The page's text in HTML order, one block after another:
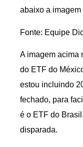
abaixo a imagem
Fonte: Equipe
A imagem acima
do ETF do
estou incluindo
fechado, para
é o ETF do
disparada.